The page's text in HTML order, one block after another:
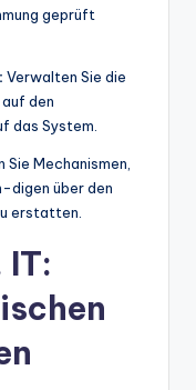
geprüft
Verwalten Sie die
den
das System.
Sie Mechanismen,
digen über den
erstatten.